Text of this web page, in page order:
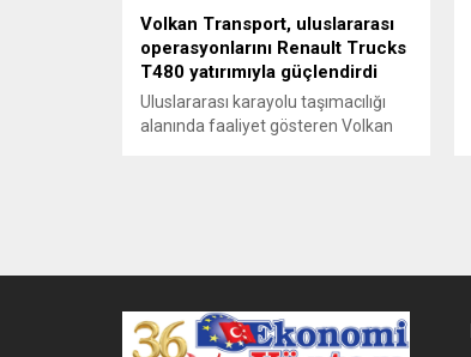
Volkan Transport, uluslararası
operasyonlarını Renault Trucks
T480 yatırımıyla güçlendirdi
Uluslararası karayolu taşımacılığı
alanında faaliyet gösteren Volkan